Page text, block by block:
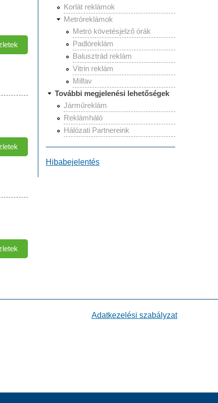
Tartalommal
Esmanet
Tartalommal
Kapcsolatosan
Korlát reklámok
Metróreklámok
Metró követésjelző órák
Padlóreklám
Balusztrád reklám
Vitrin reklám
Milfav
További megjelenési lehetőségek
Járműreklám
Reklámháló
Hálózati Partnereink
Hibabejelentés
Adatkezelési szabályzat